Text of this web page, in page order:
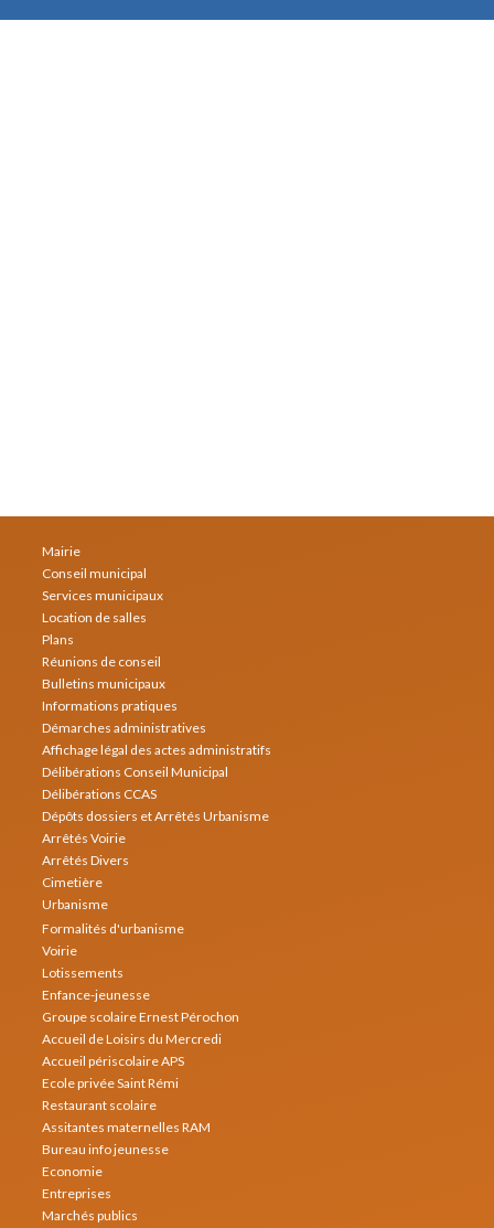
Mairie
Conseil municipal
Services municipaux
Location de salles
Plans
Réunions de conseil
Bulletins municipaux
Informations pratiques
Démarches administratives
Affichage légal des actes administratifs
Délibérations Conseil Municipal
Délibérations CCAS
Dépôts dossiers et Arrêtés Urbanisme
Arrêtés Voirie
Arrêtés Divers
Cimetière
Urbanisme
Formalités d'urbanisme
Voirie
Lotissements
Enfance-jeunesse
Groupe scolaire Ernest Pérochon
Accueil de Loisirs du Mercredi
Accueil périscolaire APS
Ecole privée Saint Rémi
Restaurant scolaire
Assitantes maternelles RAM
Bureau info jeunesse
Economie
Entreprises
Marchés publics